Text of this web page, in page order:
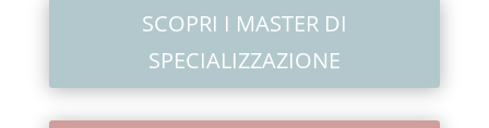
SCOPRI I MASTER DI
SPECIALIZZAZIONE